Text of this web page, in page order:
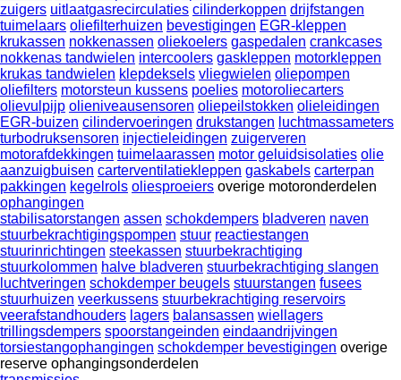
zuigers uitlaatgasrecirculaties cilinderkoppen drijfstangen
tuimelaars oliefilterhuizen bevestigingen EGR-kleppen
krukassen nokkenassen oliekoelers gaspedalen crankcases
nokkenas tandwielen intercoolers gaskleppen motorkleppen
krukas tandwielen klepdeksels vliegwielen oliepompen
oliefilters motorsteun kussens poelies motoroliecarters
olievulpijp olieniveausensoren oliepeilstokken olieleidingen
EGR-buizen cilindervoeringen drukstangen luchtmassameters
turbodruksensoren injectieleidingen zuigerveren
motorafdekkingen tuimelaarassen motor geluidsisolaties olie
aanzuigbuisen carterventilatiekleppen gaskabels carterpan
pakkingen kegelrols oliesproeiers overige motoronderdelen
ophangingen
stabilisatorstangen assen schokdempers bladveren naven
stuurbekrachtigingspompen stuur reactiestangen
stuurinrichtingen steekassen stuurbekrachtiging
stuurkolommen halve bladveren stuurbekrachtiging slangen
luchtveringen schokdemper beugels stuurstangen fusees
stuurhuizen veerkussens stuurbekrachtiging reservoirs
veerafstandhouders lagers balansassen wiellagers
trillingsdempers spoorstangeinden eindaandrijvingen
torsiestangophangingen schokdemper bevestigingen overige
reserve ophangingsonderdelen